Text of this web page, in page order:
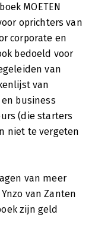
MOETEN
oprichters van
corporate en
bedoeld voor
van
van
business
(die starters
niet te vergeten
van meer
van Zanten
zijn geld